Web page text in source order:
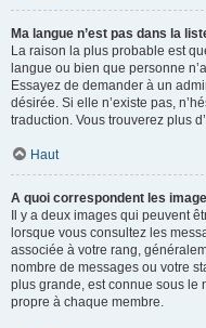
Ma langue n’est pas dans la
La raison la plus probable est
langue ou bien que personne
Essayez de demander à un
désirée. Si elle n’existe pas,
traduction. Vous trouverez plus
Haut
A quoi correspondent les
Il y a deux images qui peuvent
lorsque vous consultez les
associée à votre rang,
nombre de messages ou votre
plus grande, est connue sous le
propre à chaque membre.